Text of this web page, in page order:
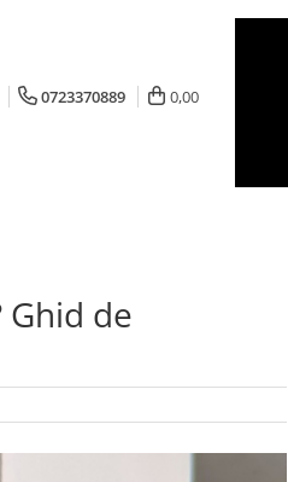
0723370889 0,00
de